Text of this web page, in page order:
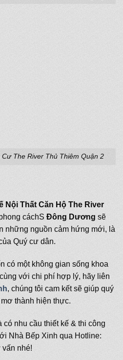
The River Thủ Thiêm Quận 2
Nội Thất Căn Hộ The River
cáchS Đông Dương sẽ
những nguồn cảm hứng mới, là
Quý cư dân.
có một không gian sống khoa
với chi phí hợp lý, hãy liên
, chúng tôi cam kết sẽ giúp quý
thành hiện thực.
có nhu cầu thiết kế & thi công
Nhà Bếp Xinh qua Hotline:
nhé!